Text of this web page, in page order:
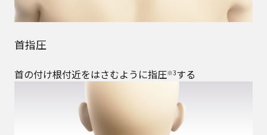
首指圧
首の付け根付近をはさむように指圧※3する